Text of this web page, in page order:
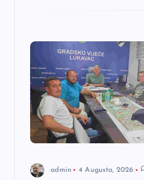
admin 4 Augusta, 2026